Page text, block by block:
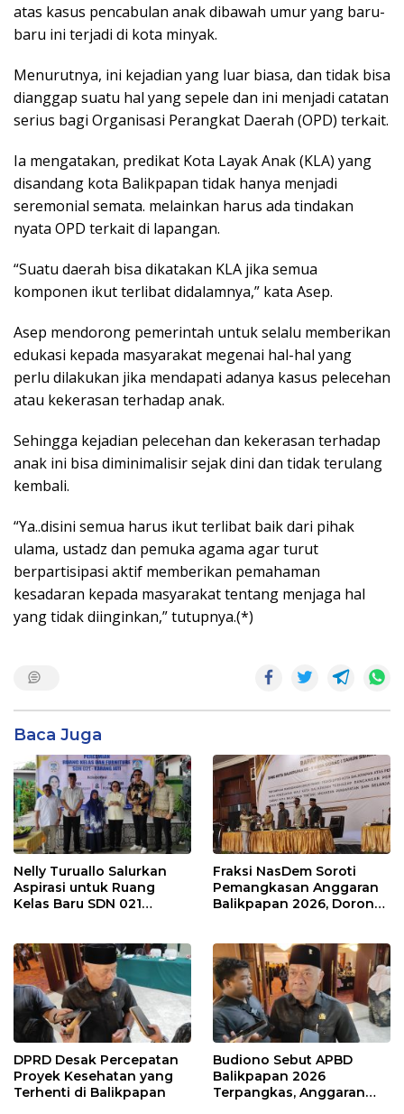
atas kasus pencabulan anak dibawah umur yang baru-
baru ini terjadi di kota minyak.
Menurutnya, ini kejadian yang luar biasa, dan tidak bisa
dianggap suatu hal yang sepele dan ini menjadi catatan
serius bagi Organisasi Perangkat Daerah (OPD) terkait.
Ia mengatakan, predikat Kota Layak Anak (KLA) yang
disandang kota Balikpapan tidak hanya menjadi
seremonial semata. melainkan harus ada tindakan
nyata OPD terkait di lapangan.
“Suatu daerah bisa dikatakan KLA jika semua
komponen ikut terlibat didalamnya,” kata Asep.
Asep mendorong pemerintah untuk selalu memberikan
edukasi kepada masyarakat megenai hal-hal yang
perlu dilakukan jika mendapati adanya kasus pelecehan
atau kekerasan terhadap anak.
Sehingga kejadian pelecehan dan kekerasan terhadap
anak ini bisa diminimalisir sejak dini dan tidak terulang
kembali.
“Ya..disini semua harus ikut terlibat baik dari pihak
ulama, ustadz dan pemuka agama agar turut
berpartisipasi aktif memberikan pemahaman
kesadaran kepada masyarakat tentang menjaga hal
yang tidak diinginkan,” tutupnya.(*)
Baca Juga
Nelly Turuallo Salurkan
Aspirasi untuk Ruang
Kelas Baru SDN 021
Fraksi NasDem Soroti
Pemangkasan Anggaran
Balikpapan 2026, Dorong
DPRD Desak Percepatan
Proyek Kesehatan yang
Terhenti di Balikpapan
Budiono Sebut APBD
Balikpapan 2026
Terpangkas, Anggaran